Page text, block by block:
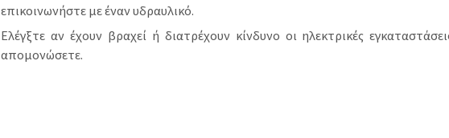
επικοινωνήστε με έναν υδραυλικό.
Ελέγξτε αν έχουν βραχεί ή διατρέχουν κίνδυνο οι ηλεκτρικές
απομονώσετε.